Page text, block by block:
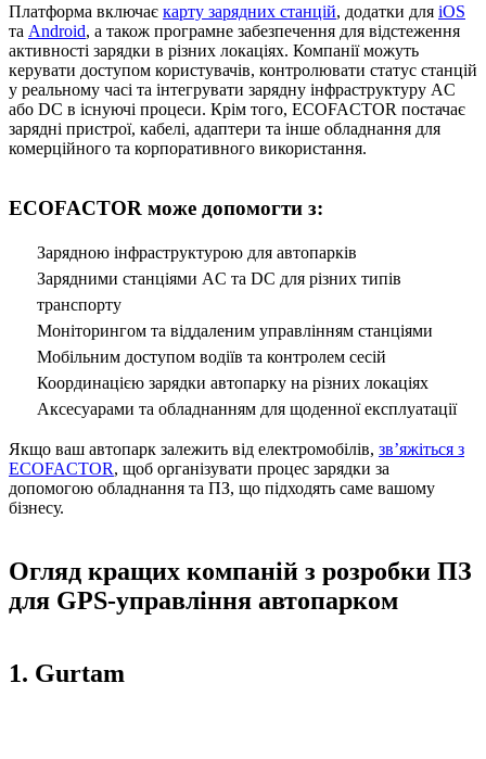
Платформа включає карту зарядних станцій, додатки для iOS
та Android, а також програмне забезпечення для відстеження
активності зарядки в різних локаціях. Компанії можуть
керувати доступом користувачів, контролювати статус станцій
у реальному часі та інтегрувати зарядну інфраструктуру AC
або DC в існуючі процеси. Крім того, ECOFACTOR постачає
зарядні пристрої, кабелі, адаптери та інше обладнання для
комерційного та корпоративного використання.
ECOFACTOR може допомогти з:
Зарядною інфраструктурою для автопарків
Зарядними станціями AC та DC для різних типів
транспорту
Моніторингом та віддаленим управлінням станціями
Мобільним доступом водіїв та контролем сесій
Координацією зарядки автопарку на різних локаціях
Аксесуарами та обладнанням для щоденної експлуатації
Якщо ваш автопарк залежить від електромобілів, зв’яжіться з
ECOFACTOR, щоб організувати процес зарядки за
допомогою обладнання та ПЗ, що підходять саме вашому
бізнесу.
Огляд кращих компаній з розробки ПЗ
для GPS-управління автопарком
1. Gurtam